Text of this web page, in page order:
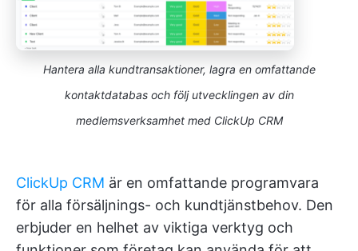
Hantera alla kundtransaktioner, lagra en omfattande
kontaktdatabas och följ utvecklingen av din
medlemsverksamhet med ClickUp CRM
ClickUp CRM är en omfattande programvara
för alla försäljnings- och kundtjänstbehov. Den
erbjuder en helhet av viktiga verktyg och